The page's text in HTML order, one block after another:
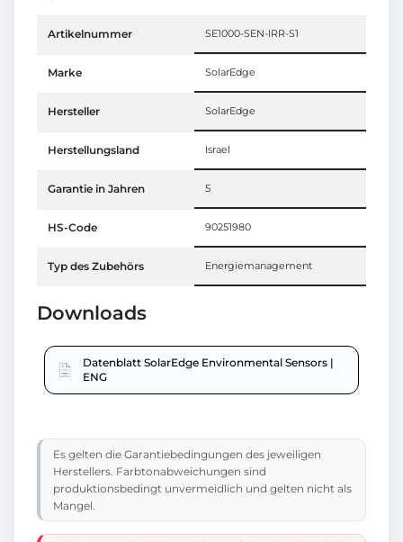
Artikelnummer SE1000-SEN-IRR-S1
Marke SolarEdge
Hersteller SolarEdge
Herstellungsland Israel
Garantie in Jahren 5
HS-Code 90251980
Typ des Zubehörs Energiemanagement
Downloads
Datenblatt SolarEdge Environmental Sensors |
ENG
Es gelten die Garantiebedingungen des jeweiligen
Herstellers. Farbtonabweichungen sind
produktionsbedingt unvermeidlich und gelten nicht als
Mangel.